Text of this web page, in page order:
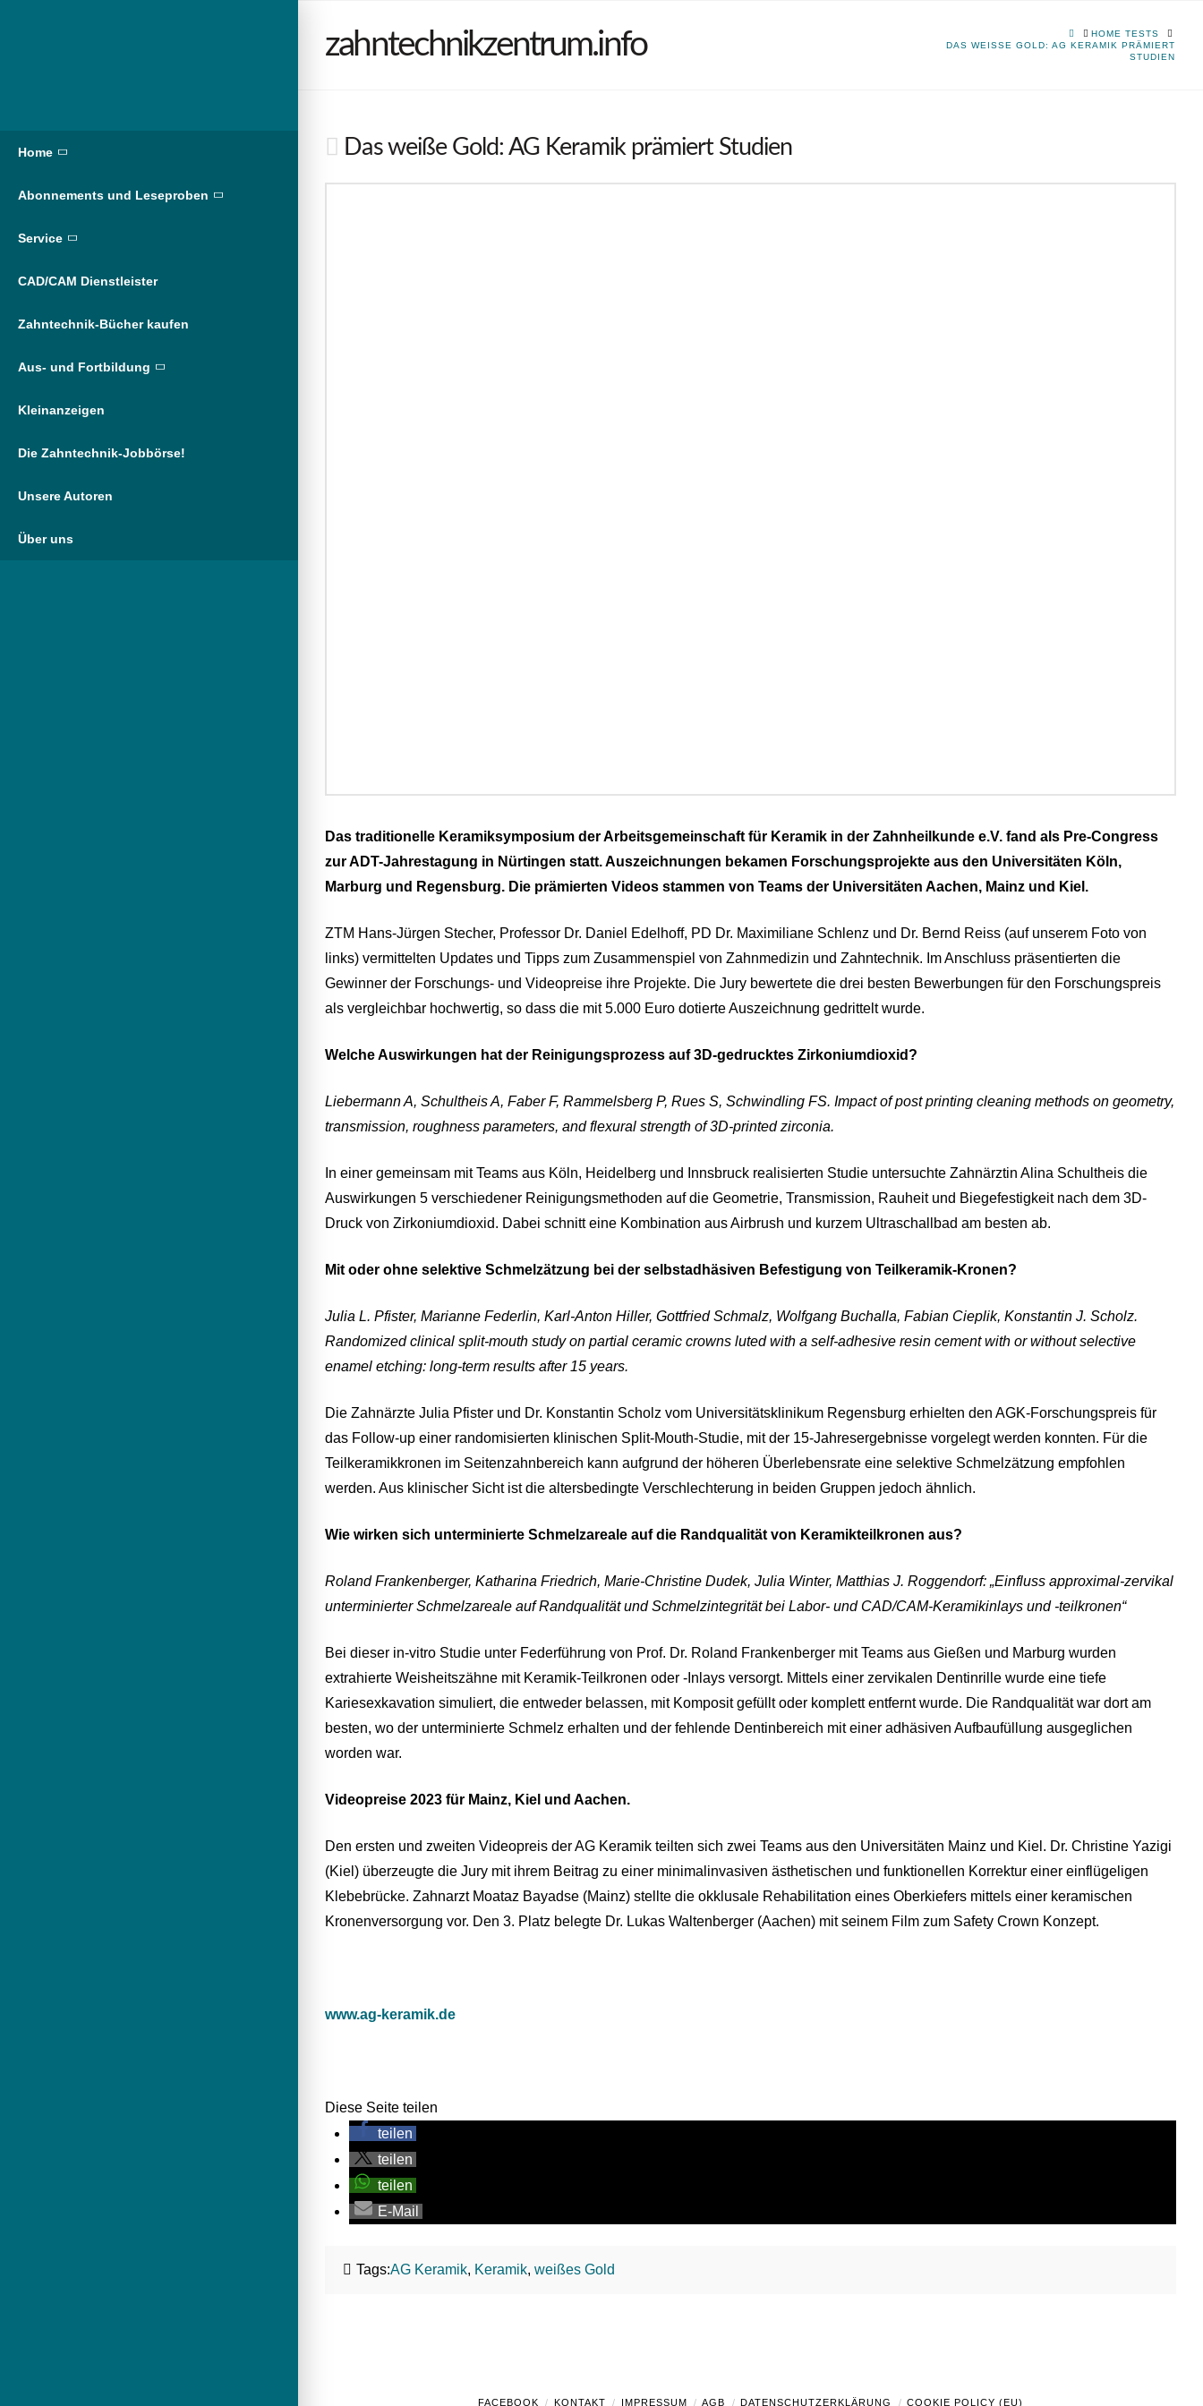
Home
Abonnements und Leseproben
Service
CAD/CAM Dienstleister
Zahntechnik-Bücher kaufen
Aus- und Fortbildung
Kleinanzeigen
Die Zahntechnik-Jobbörse!
Unsere Autoren
Über uns
zahntechnikzentrum.info HOMEHOME TESTS
DAS WEISSE GOLD: AG KERAMIK PRÄMIERT S
TUDIEN
Das weiße Gold: AG Keramik prämiert Studien
Das traditionelle Keramiksymposium der Arbeitsgemeinschaft für Keramik in der Zahnheilkunde e.V. fand als Pre-Congress
zur ADT-Jahrestagung in Nürtingen statt. Auszeichnungen bekamen Forschungsprojekte aus den Universitäten Köln,
Marburg und Regensburg. Die prämierten Videos stammen von Teams der Universitäten Aachen, Mainz und Kiel.
ZTM Hans-Jürgen Stecher, Professor Dr. Daniel Edelhoff, PD Dr. Maximiliane Schlenz und Dr. Bernd Reiss (auf unserem Foto von
links) vermittelten Updates und Tipps zum Zusammenspiel von Zahnmedizin und Zahntechnik. Im Anschluss präsentierten die
Gewinner der Forschungs- und Videopreise ihre Projekte. Die Jury bewertete die drei besten Bewerbungen für den Forschungspreis
als vergleichbar hochwertig, so dass die mit 5.000 Euro dotierte Auszeichnung gedrittelt wurde.
Welche Auswirkungen hat der Reinigungsprozess auf 3D-gedrucktes Zirkoniumdioxid?
Liebermann A, Schultheis A, Faber F, Rammelsberg P, Rues S, Schwindling FS.Impact of post printing cleaning methods on geometry,
transmission, roughness parameters, and flexural strength of 3D-printed zirconia.
In einer gemeinsam mit Teams aus Köln, Heidelberg und Innsbruck realisierten Studie untersuchte Zahnärztin Alina Schultheis die
Auswirkungen 5 verschiedener Reinigungsmethoden auf die Geometrie, Transmission, Rauheit und Biegefestigkeit nach dem 3D-
Druck von Zirkoniumdioxid. Dabei schnitt eine Kombination aus Airbrush und kurzem Ultraschallbad am besten ab.
Mit oder ohne selektive Schmelzätzung bei der selbstadhäsiven Befestigung von Teilkeramik-Kronen?
Julia L. Pfister, Marianne Federlin, Karl-Anton Hiller, Gottfried Schmalz, Wolfgang Buchalla, Fabian Cieplik, Konstantin J. Scholz.
Randomized clinical split-mouth study on partial ceramic crowns luted with a self-adhesive resin cement with or without selective
enamel etching: long-term results after 15 years.
Die Zahnärzte Julia Pfister und Dr. Konstantin Scholz vom Universitätsklinikum Regensburg erhielten den AGK-Forschungspreis für
das Follow-up einer randomisierten klinischen Split-Mouth-Studie, mit der 15-Jahresergebnisse vorgelegt werden konnten. Für die
Teilkeramikkronen im Seitenzahnbereich kann aufgrund der höheren Überlebensrate eine selektive Schmelzätzung empfohlen
werden. Aus klinischer Sicht ist die altersbedingte Verschlechterung in beiden Gruppen jedoch ähnlich.
Wie wirken sich unterminierte Schmelzareale auf die Randqualität von Keramikteilkronen aus?
Roland Frankenberger, Katharina Friedrich, Marie-Christine Dudek, Julia Winter, Matthias J. Roggendorf: „Einfluss approximal-zervikal
unterminierter Schmelzareale auf Randqualität und Schmelzintegrität bei Labor- und CAD/CAM-Keramikinlays und -teilkronen“
Bei dieser in-vitro Studie unter Federführung von Prof. Dr. Roland Frankenberger mit Teams aus Gießen und Marburg wurden
extrahierte Weisheitszähne mit Keramik-Teilkronen oder -Inlays versorgt. Mittels einer zervikalen Dentinrille wurde eine tiefe
Kariesexkavation simuliert, die entweder belassen, mit Komposit gefüllt oder komplett entfernt wurde. Die Randqualität war dort am
besten, wo der unterminierte Schmelz erhalten und der fehlende Dentinbereich mit einer adhäsiven Aufbaufüllung ausgeglichen
worden war.
Videopreise 2023 für Mainz, Kiel und Aachen.
Den ersten und zweiten Videopreis der AG Keramik teilten sich zwei Teams aus den Universitäten Mainz und Kiel. Dr. Christine Yazigi
(Kiel) überzeugte die Jury mit ihrem Beitrag zu einer minimalinvasiven ästhetischen und funktionellen Korrektur einer einflügeligen
Klebebrücke. Zahnarzt Moataz Bayadse (Mainz) stellte die okklusale Rehabilitation eines Oberkiefers mittels einer keramischen
Kronenversorgung vor. Den 3. Platz belegte Dr. Lukas Waltenberger (Aachen) mit seinem Film zum Safety Crown Konzept.
www.ag-keramik.de
Diese Seite teilen
teilen
teilen
teilen
E-Mail
Tags:AG Keramik, Keramik,weißes Gold
FACEBOOK KONTAKT IMPRESSUM AGB DATENSCHUTZERKLÄRUNG COOKIE POLICY (EU)